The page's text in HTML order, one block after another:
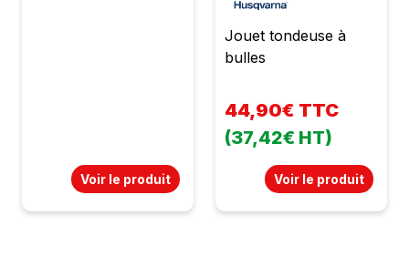
Voir le produit
Jouet tondeuse à
bulles
44,90€ TTC
(37,42€ HT)
Voir le produit